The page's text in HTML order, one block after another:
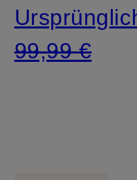
99,99 €